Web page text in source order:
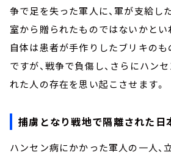
争で足を失った軍人に、軍が支給し
室から贈られたものではないかとい
自体は患者が手作りしたブリキの
ですが、戦争で負傷し、さらにハン
れた人の存在を思い起こさせます。
捕虜となり戦地で隔離された日
ハンセン病にかかった軍人の一人、